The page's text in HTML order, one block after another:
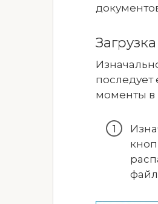
последует
моменты в